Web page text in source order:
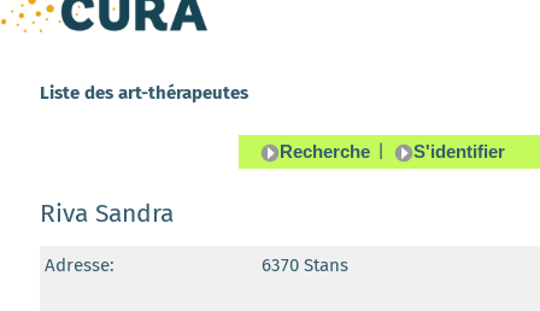
Liste des art-thérapeutes
Riva Sandra
Adresse: 6370 Stans